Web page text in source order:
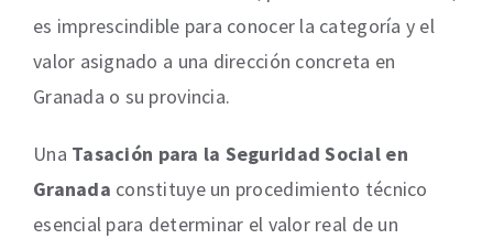
es imprescindible para conocer la categoría y el
valor asignado a una dirección concreta en
Granada o su provincia.
Una Tasación para la Seguridad Social en
Granada constituye un procedimiento técnico
esencial para determinar el valor real de un